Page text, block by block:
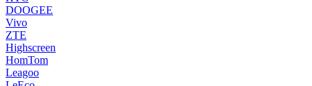
DOOGEE
Vivo
ZTE
Highscreen
HomTom
Leagoo